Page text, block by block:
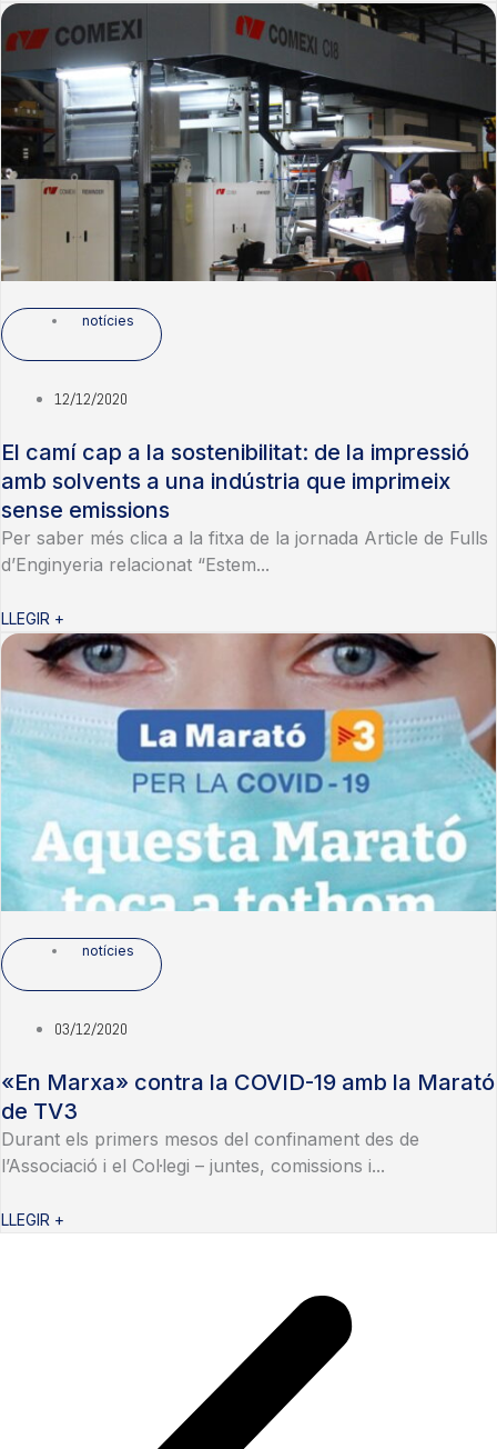
notícies
12/12/2020
El camí cap a la sostenibilitat: de la impressió
amb solvents a una indústria que imprimeix
sense emissions
Per saber més clica a la fitxa de la jornada Article de Fulls
d’Enginyeria relacionat “Estem...
LLEGIR +
notícies
03/12/2020
«En Marxa» contra la COVID-19 amb la Marató
de TV3
Durant els primers mesos del confinament des de
l’Associació i el Col·legi – juntes, comissions i...
LLEGIR +